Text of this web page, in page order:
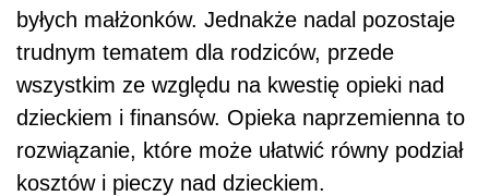
byłych małżonków. Jednakże nadal pozostaje
trudnym tematem dla rodziców, przede
wszystkim ze względu na kwestię opieki nad
dzieckiem i finansów. Opieka naprzemienna to
rozwiązanie, które może ułatwić równy podział
kosztów i pieczy nad dzieckiem.